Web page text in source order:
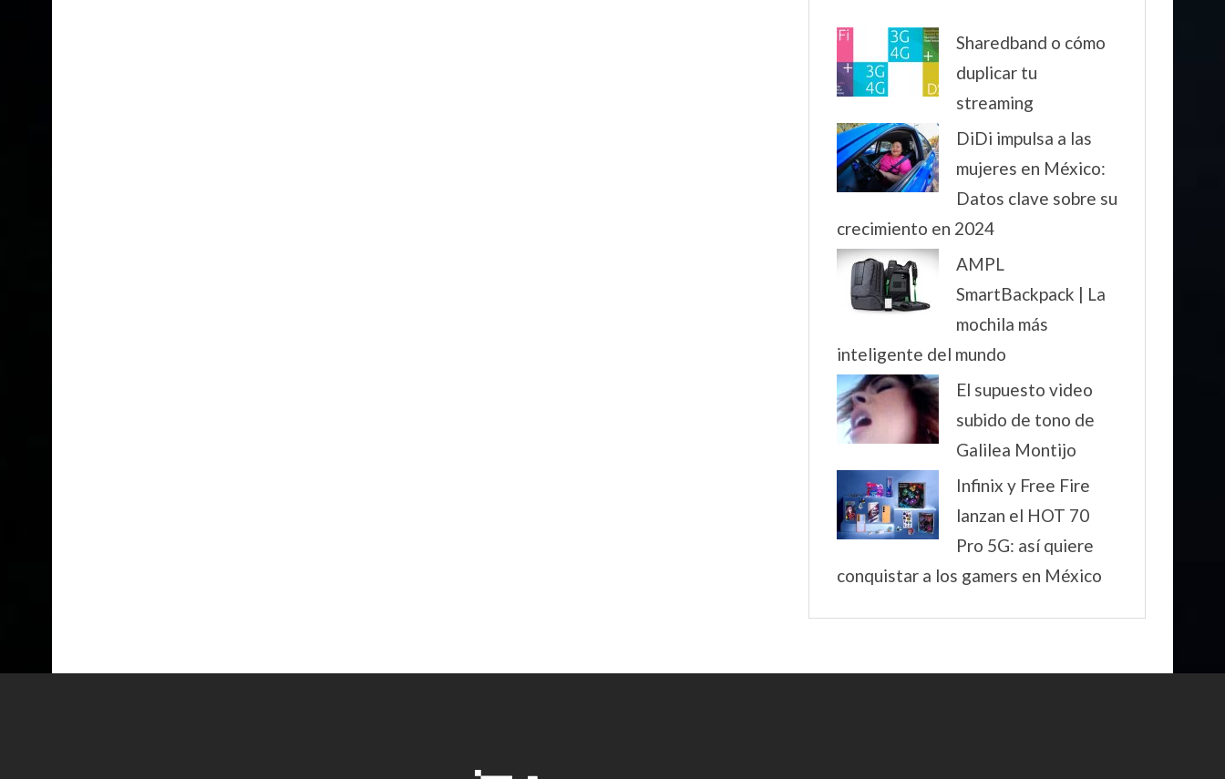
Sharedband o cómo
duplicar tu
streaming
DiDi impulsa a las
mujeres en México:
Datos clave sobre su
crecimiento en 2024
AMPL
SmartBackpack | La
mochila más
inteligente del mundo
El supuesto video
subido de tono de
Galilea Montijo
Infinix y Free Fire
lanzan el HOT 70
Pro 5G: así quiere
conquistar a los gamers en México